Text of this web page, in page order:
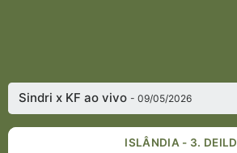
Sindri x KF ao vivo- 09/05/2026
ISLÂNDIA - 3. DEILD